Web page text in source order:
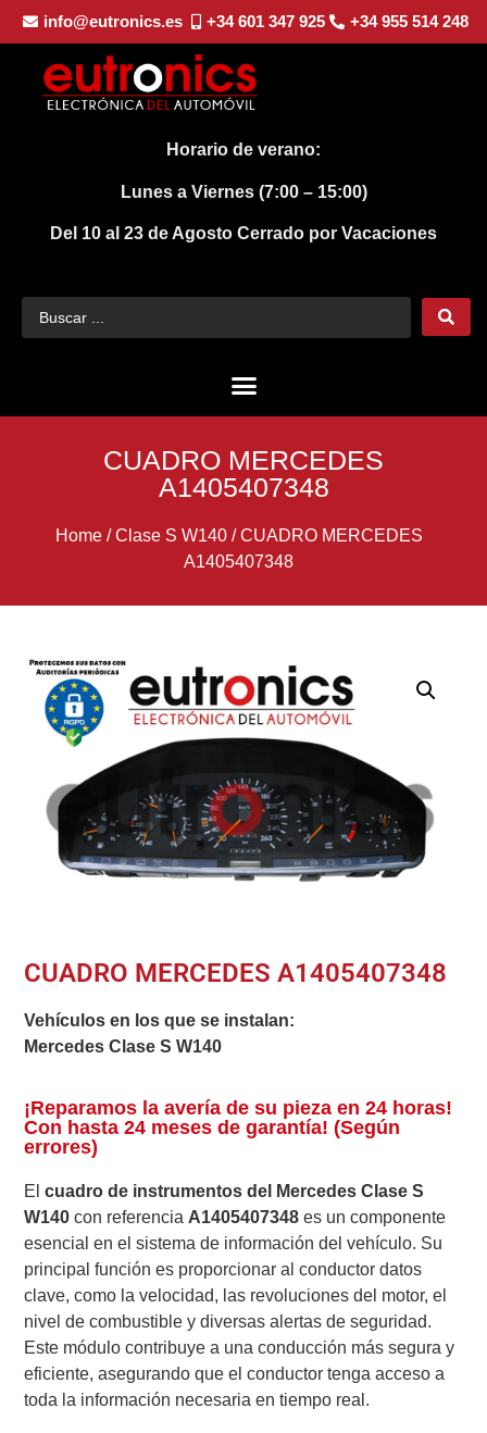
info@eutronics.es +34 601 347 925 +34 955 514 248
Horario de verano:
Lunes a Viernes (7:00 – 15:00)
Del 10 al 23 de Agosto Cerrado por Vacaciones
CUADRO MERCEDES
A1405407348
Home/Clase S W140/CUADRO MERCEDES
A1405407348
CUADRO MERCEDES A1405407348
Vehículos en los que se instalan:
Mercedes Clase S W140
¡Reparamos la avería de su pieza en 24 horas!
Con hasta 24 meses de garantía! (Según
errores)
Elcuadro de instrumentos del Mercedes Clase S
W140con referencia A1405407348 es un componente
esencial en el sistema de información del vehículo. Su
principal función es proporcionar al conductor datos
clave, como la velocidad, las revoluciones del motor, el
nivel de combustible y diversas alertas de seguridad.
Este módulo contribuye a una conducción más segura y
eficiente, asegurando que el conductor tenga acceso a
toda la información necesaria en tiempo real.